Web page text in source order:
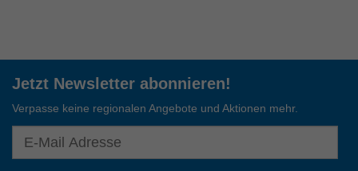
Jetzt Newsletter abonnieren!
Verpasse keine regionalen Angebote und Aktionen mehr.